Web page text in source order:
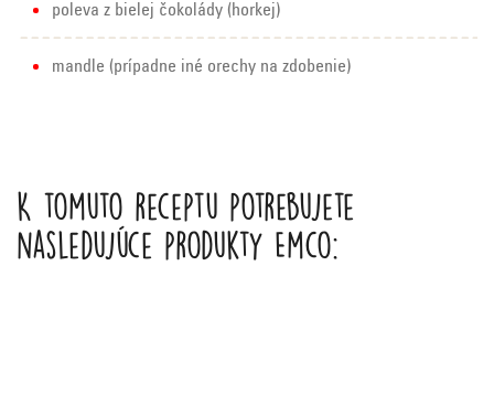
poleva z bielej čokolády (horkej)
mandle (prípadne iné orechy na zdobenie)
K tomuto receptu potrebujete
nasledujúce produkty Emco: